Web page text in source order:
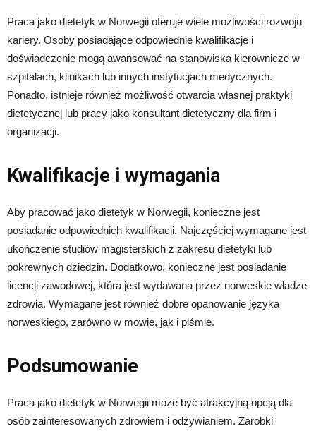
Praca jako dietetyk w Norwegii oferuje wiele możliwości rozwoju
kariery. Osoby posiadające odpowiednie kwalifikacje i
doświadczenie mogą awansować na stanowiska kierownicze w
szpitalach, klinikach lub innych instytucjach medycznych.
Ponadto, istnieje również możliwość otwarcia własnej praktyki
dietetycznej lub pracy jako konsultant dietetyczny dla firm i
organizacji.
Kwalifikacje i wymagania
Aby pracować jako dietetyk w Norwegii, konieczne jest
posiadanie odpowiednich kwalifikacji. Najczęściej wymagane jest
ukończenie studiów magisterskich z zakresu dietetyki lub
pokrewnych dziedzin. Dodatkowo, konieczne jest posiadanie
licencji zawodowej, która jest wydawana przez norweskie władze
zdrowia. Wymagane jest również dobre opanowanie języka
norweskiego, zarówno w mowie, jak i piśmie.
Podsumowanie
Praca jako dietetyk w Norwegii może być atrakcyjną opcją dla
osób zainteresowanych zdrowiem i odżywianiem. Zarobki